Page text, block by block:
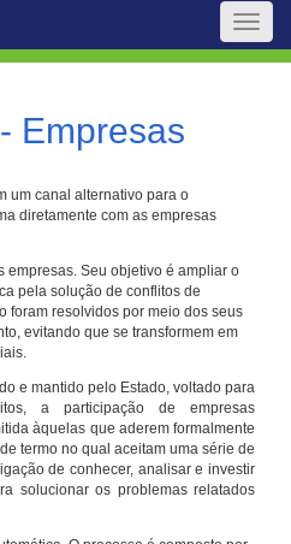
Toggle
Empresas
um canal alternativo para o
diretamente com as empresas
empresas. Seu objetivo é ampliar o
pela solução de conflitos de
foram resolvidos por meio dos seus
evitando que se transformem em
e mantido pelo Estado, voltado para
a participação de empresas
àquelas que aderem formalmente
termo no qual aceitam uma série de
de conhecer, analisar e investir
solucionar os problemas relatados